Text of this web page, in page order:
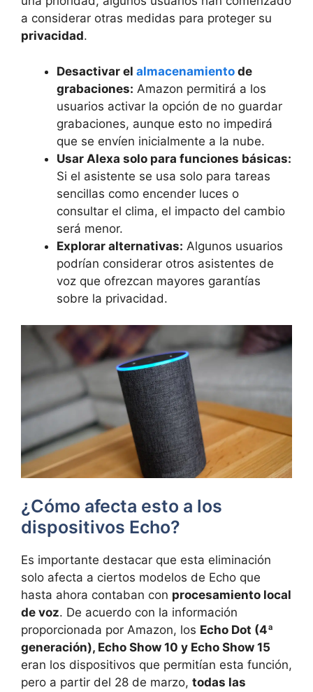
a considerar otras medidas para proteger su
privacidad.
Desactivar el almacenamiento de
grabaciones: Amazon permitirá a los
usuarios activar la opción de no guardar
grabaciones, aunque esto no impedirá
que se envíen inicialmente a la nube.
Usar Alexa solo para funciones básicas:
Si el asistente se usa solo para tareas
sencillas como encender luces o
consultar el clima, el impacto del cambio
será menor.
Explorar alternativas: Algunos usuarios
podrían considerar otros asistentes de
voz que ofrezcan mayores garantías
sobre la privacidad.
¿Cómo afecta esto a los
dispositivos Echo?
Es importante destacar que esta eliminación
solo afecta a ciertos modelos de Echo que
hasta ahora contaban con procesamiento local
de voz. De acuerdo con la información
proporcionada por Amazon, los Echo Dot (4ª
generación), Echo Show 10 y Echo Show 15
eran los dispositivos que permitían esta función,
pero a partir del 28 de marzo, todas las